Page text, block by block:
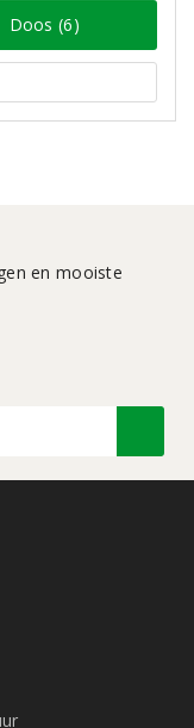
Doos (6)
en mooiste